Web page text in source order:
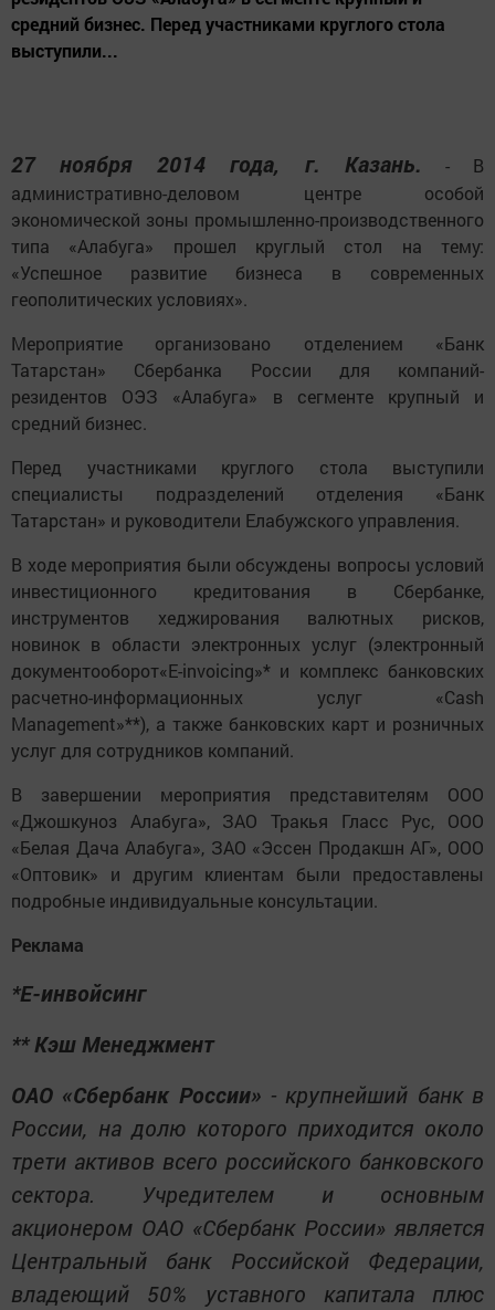
средний бизнес. Перед участниками круглого стола
выступили...
27 ноября 2014 года, г. Казань. - В
административно-деловом центре особой
экономической зоны промышленно-производственного
типа «Алабуга» прошел круглый стол на тему:
«Успешное развитие бизнеса в современных
геополитических условиях».
Мероприятие организовано отделением «Банк
Татарстан» Сбербанка России для компаний-
резидентов ОЭЗ «Алабуга» в сегменте крупный и
средний бизнес.
Перед участниками круглого стола выступили
специалисты подразделений отделения «Банк
Татарстан» и руководители Елабужского управления.
В ходе мероприятия были обсуждены вопросы условий
инвестиционного кредитования в Сбербанке,
инструментов хеджирования валютных рисков,
новинок в области электронных услуг (электронный
документооборот«E-invoicing»* и комплекс банковских
расчетно-информационных услуг «Cash
Management»**), а также банковских карт и розничных
услуг для сотрудников компаний.
В завершении мероприятия представителям ООО
«Джошкуноз Алабуга», ЗАО Тракья Гласс Рус, ООО
«Белая Дача Алабуга», ЗАО «Эссен Продакшн АГ», ООО
«Оптовик» и другим клиентам были предоставлены
подробные индивидуальные консультации.
Реклама
*Е-инвойсинг
** Кэш Менеджмент
ОАО «Сбербанк России» - крупнейший банк в
России, на долю которого приходится около
трети активов всего российского банковского
сектора. Учредителем и основным
акционером ОАО «Сбербанк России» является
Центральный банк Российской Федерации,
владеющий 50% уставного капитала плюс